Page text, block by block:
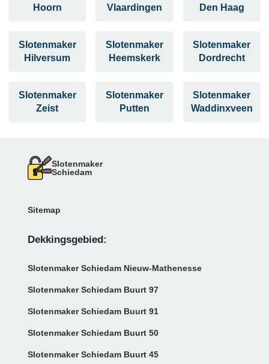
Hoorn
Vlaardingen
Den Haag
Slotenmaker
Hilversum
Slotenmaker
Heemskerk
Slotenmaker
Dordrecht
Slotenmaker
Zeist
Slotenmaker
Putten
Slotenmaker
Waddinxveen
Slotenmaker
Schiedam
Sitemap
Dekkingsgebied:
Slotenmaker Schiedam Nieuw-Mathenesse
Slotenmaker Schiedam Buurt 97
Slotenmaker Schiedam Buurt 91
Slotenmaker Schiedam Buurt 50
Slotenmaker Schiedam Buurt 45